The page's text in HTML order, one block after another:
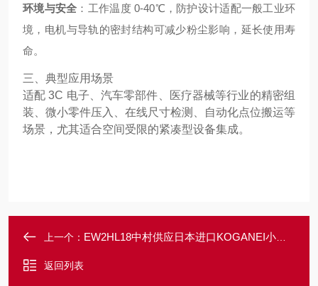
环境与安全 ：工作温度 0-40℃，防护设计适配一般工业环
境，电机与导轨的密封结构可减少粉尘影响，延长使用寿
命。
三、典型应用场景
适配 3C 电子、汽车零部件、医疗器械等行业的精密组
装、微小零件压入、在线尺寸检测、自动化点位搬运等
场景，尤其适合空间受限的紧凑型设备集成。
上一个： EW2HL18中村供应日本进口KOGANEI小金井电动驱动器
返回列表